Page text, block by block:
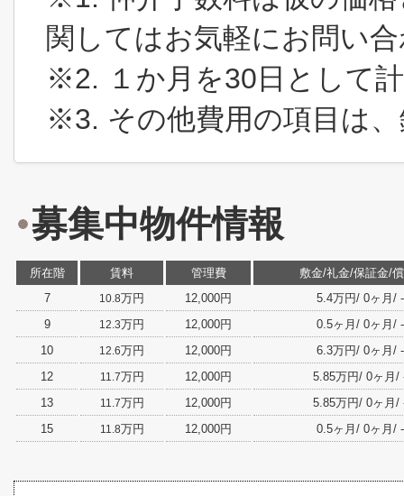
関してはお気軽にお問い
※2. １か月を30日として
※3. その他費用の項目は
募集中物件情報
所在階 賃料 管理費
敷金/礼金/保証金/
7
10.8万円 12,000円
5.4万円/ 0ヶ月/
9
12.3万円 12,000円
0.5ヶ月/ 0ヶ月/
10
12.6万円 12,000円
6.3万円/ 0ヶ月/
12
11.7万円 12,000円
5.85万円/ 0ヶ月/
13
11.7万円 12,000円
5.85万円/ 0ヶ月/
15
11.8万円 12,000円 0.5ヶ月/ 0ヶ月/